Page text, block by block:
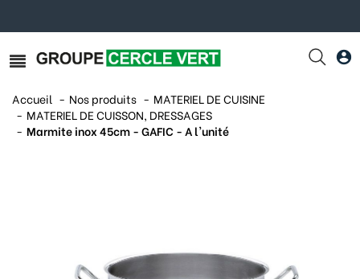
Accueil Nos produits
MATERIEL DE CUISINE
MATERIEL DE CUISSON, DRESSAGES
Marmite inox 45cm - GAFIC - A l'unité